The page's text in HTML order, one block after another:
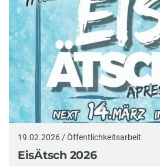
19.02.2026 / Öffentlichkeitsarbeit
EisÄtsch 2026